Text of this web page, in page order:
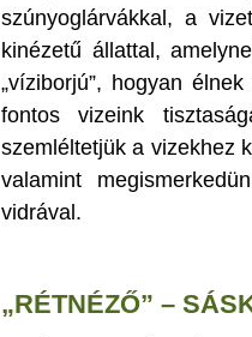
szúnyoglárvákkal, a
kinézetű állattal,
„víziborjú”, hogyan
fontos vizeink
szemléltetjük a vizekhez
valamint
vidrával.
„RÉTNÉZŐ” –